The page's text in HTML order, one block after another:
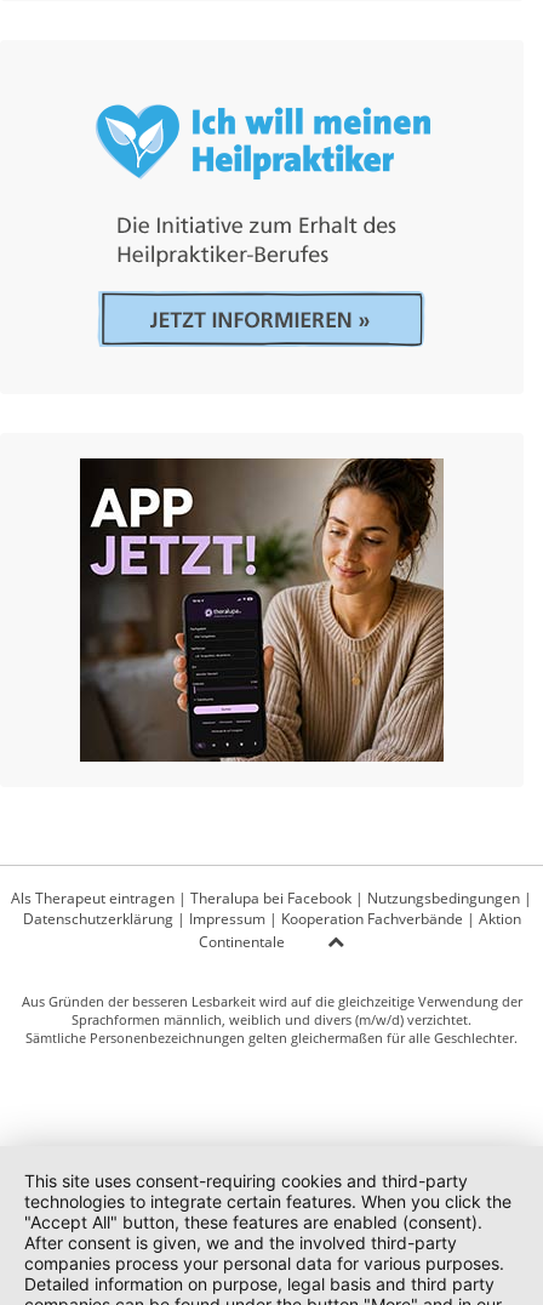
Als Therapeut eintragen | Theralupa bei Facebook | Nutzungsbedingungen |
Datenschutzerklärung| Impressum| Kooperation Fachverbände | Aktion
Continentale
Aus Gründen der besseren Lesbarkeit wird auf die gleichzeitige Verwendung der
Sprachformen männlich, weiblich und divers (m/w/d) verzichtet.
Sämtliche Personenbezeichnungen gelten gleichermaßen für alle Geschlechter.
This site uses consent-requiring cookies and third-party
technologies to integrate certain features. When you click the
"Accept All" button, these features are enabled (consent).
After consent is given, we and the involved third-party
companies process your personal data for various purposes.
Detailed information on purpose, legal basis and third party